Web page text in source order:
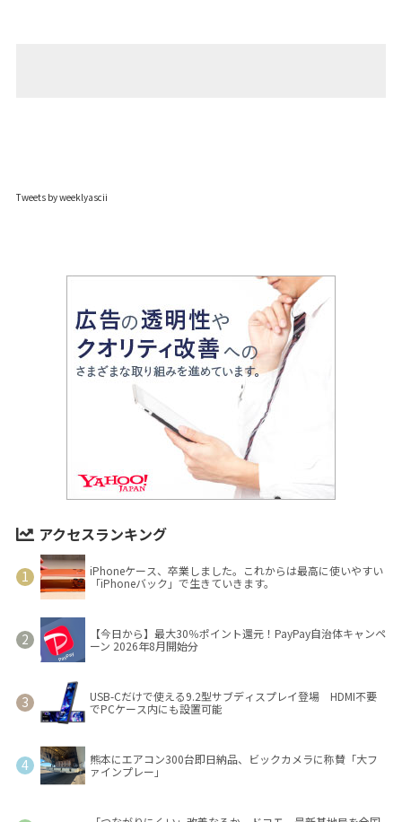
Tweets by weeklyascii
アクセスランキング
iPhoneケース、卒業しました。これからは最高に使いやすい
「iPhoneバック」で生きていきます。
【今日から】最大30％ポイント還元！PayPay自治体キャンペ
ーン 2026年8月開始分
USB-Cだけで使える9.2型サブディスプレイ登場 HDMI不要
でPCケース内にも設置可能
熊本にエアコン300台即日納品、ビックカメラに称賛「大フ
ァインプレー」